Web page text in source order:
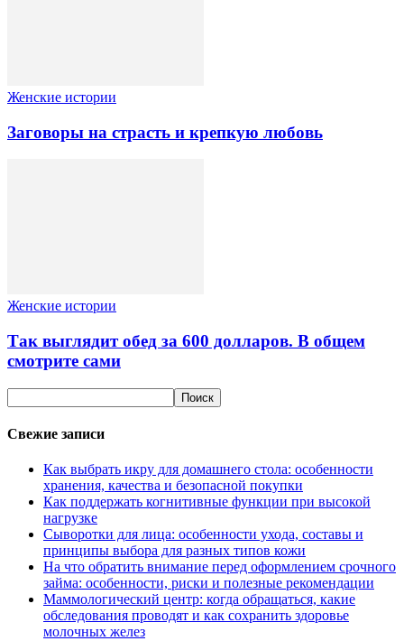
Женские истории
Заговоры на страсть и крепкую любовь
Женские истории
Так выглядит обед за 600 долларов. В общем
смотрите сами
Свежие записи
Как выбрать икру для домашнего стола: особенности
хранения, качества и безопасной покупки
Как поддержать когнитивные функции при высокой
нагрузке
Сыворотки для лица: особенности ухода, составы и
принципы выбора для разных типов кожи
На что обратить внимание перед оформлением срочного
займа: особенности, риски и полезные рекомендации
Маммологический центр: когда обращаться, какие
обследования проводят и как сохранить здоровье
молочных желез